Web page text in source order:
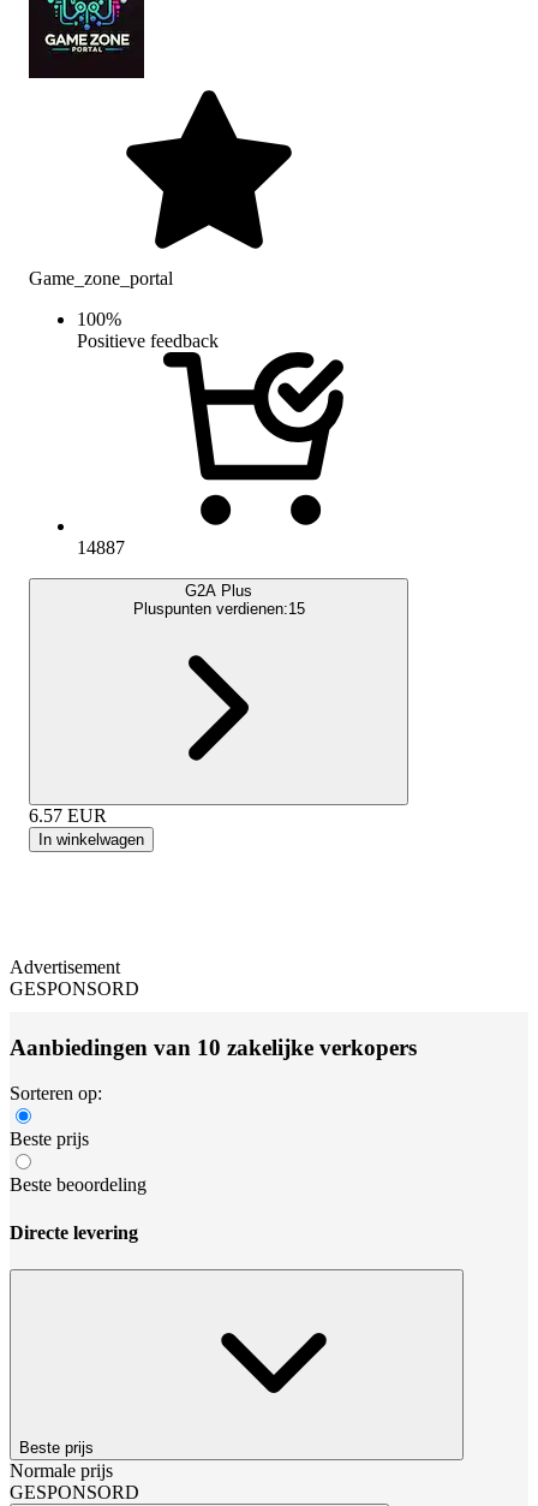
Game_zone_portal
100%
Positieve feedback
14887
G2A Plus
Pluspunten verdienen:15
6.57 EUR
In winkelwagen
Advertisement
GESPONSORD
Aanbiedingen van 10 zakelijke verkopers
Sorteren op:
Beste prijs
Beste beoordeling
Directe levering
Beste prijs
Normale prijs
GESPONSORD